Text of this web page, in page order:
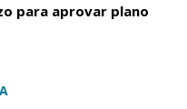
para aprovar plano